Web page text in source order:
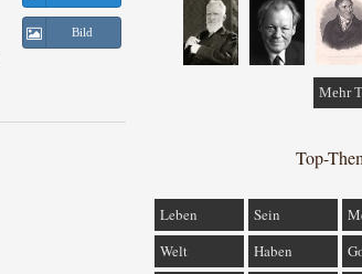
Bild
Mehr
Top-
Leben Sein
Welt
Haben